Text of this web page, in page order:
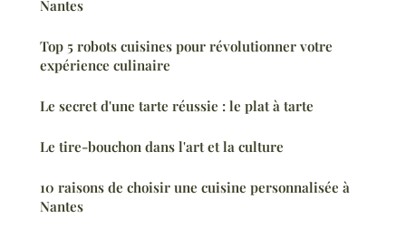
Nantes
Top 5 robots cuisines pour révolutionner votre
expérience culinaire
Le secret d'une tarte réussie : le plat à tarte
Le tire-bouchon dans l'art et la culture
10 raisons de choisir une cuisine personnalisée à
Nantes